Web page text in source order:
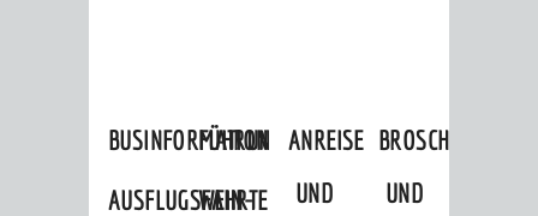
BUSINFORMATION
FÜHRUNGEN
AUSFLUGSFAHRTEN
WEIN-
ANREISE
UND
BROSCHÜREN
UND